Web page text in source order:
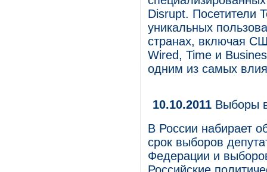
Disrupt. Посетители
уникальных
странах, включая
Wired, Time и
одним из самых
10.10.2011 Выборы
В России набирает
срок выборов
Федерации и